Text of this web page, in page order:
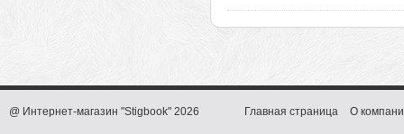
@ Интернет-магазин "Stigbook" 2026 Главная страница О